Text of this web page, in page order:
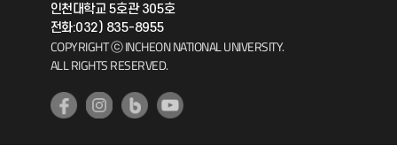
공자아카데미
기초교육원
공학교육혁신센터
인천대학교 5호관 305호
전화:032) 835-8955
COPYRIGHT ⓒ INCHEON NATIONAL UNIVERSITY.
ALL RIGHTS RESERVED.